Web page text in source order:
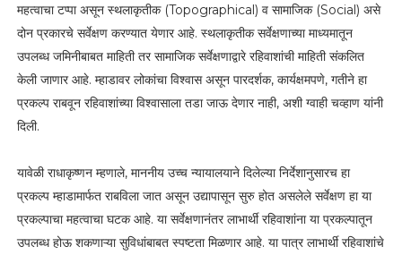
महत्वाचा टप्पा असून स्थलाकृतीक (Topographical) व सामाजिक (Social) असे
दोन प्रकारचे सर्वेक्षण करण्यात येणार आहे. स्थलाकृतीक सर्वेक्षणाच्या माध्यमातून
उपलब्ध जमिनीबाबत माहिती तर सामाजिक सर्वेक्षणाद्वारे रहिवाशांची माहिती संकलित
केली जाणार आहे. म्हाडावर लोकांचा विश्वास असून पारदर्शक, कार्यक्षमपणे, गतीने हा
प्रकल्प राबवून रहिवाशांच्या विश्वासाला तडा जाऊ देणार नाही, अशी ग्वाही चव्हाण यांनी
दिली.
यावेळी राधाकृष्णन म्हणाले, माननीय उच्च न्यायालयाने दिलेल्या निर्देशानुसारच हा
प्रकल्प म्हाडामार्फत राबविला जात असून उद्यापासून सुरु होत असलेले सर्वेक्षण हा या
प्रकल्पाचा महत्वाचा घटक आहे. या सर्वेक्षणानंतर लाभार्थी रहिवाशांना या प्रकल्पातून
उपलब्ध होऊ शकणाऱ्या सुविधांबाबत स्पष्टता मिळणार आहे. या पात्र लाभार्थी रहिवाशांचे